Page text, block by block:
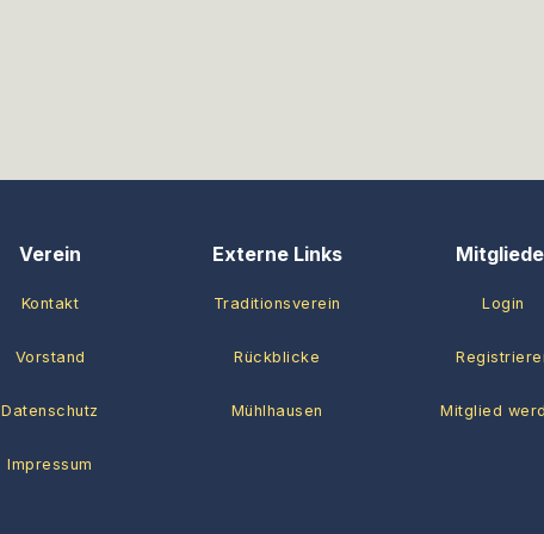
Verein
Kontakt
Vorstand
Datenschutz
Impressum
Externe Links
Traditionsverein
Rückblicke
Mühlhausen
Login
Mitglied